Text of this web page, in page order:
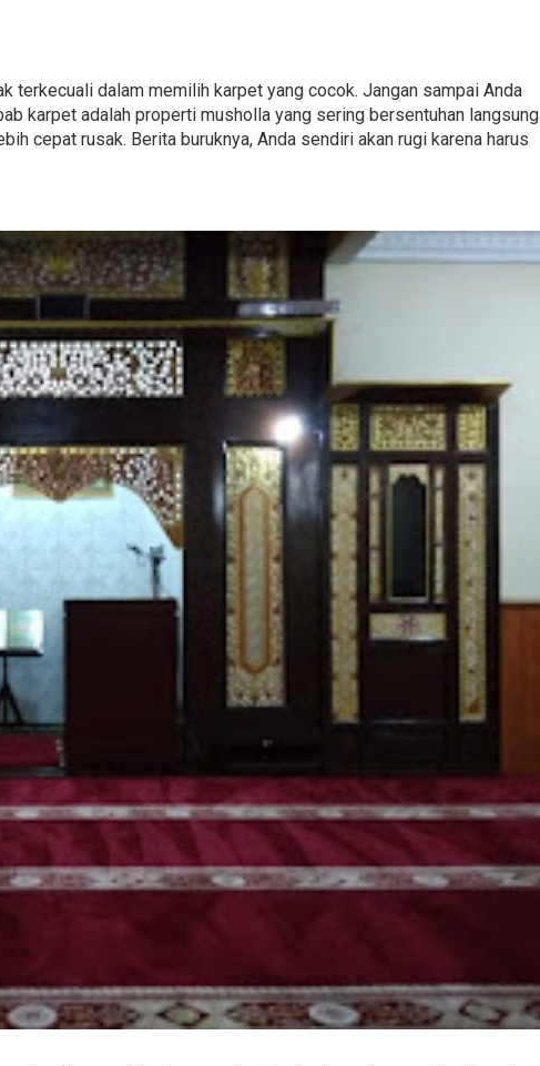
terkecuali dalam memilih karpet yang cocok. Jangan sampai Anda
karpet adalah properti musholla yang sering bersentuhan langsung
cepat rusak. Berita buruknya, Anda sendiri akan rugi karena harus